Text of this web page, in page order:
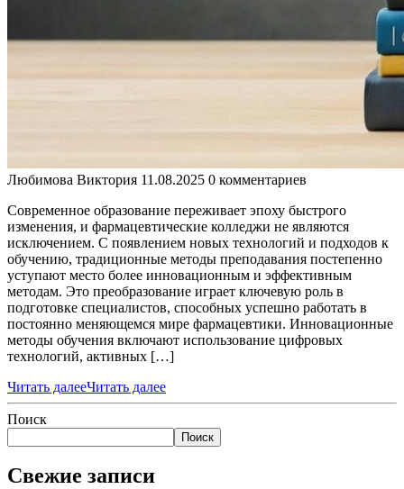
Любимова Виктория 11.08.2025 0 комментариев
Современное образование переживает эпоху быстрого
изменения, и фармацевтические колледжи не являются
исключением. С появлением новых технологий и подходов к
обучению, традиционные методы преподавания постепенно
уступают место более инновационным и эффективным
методам. Это преобразование играет ключевую роль в
подготовке специалистов, способных успешно работать в
постоянно меняющемся мире фармацевтики. Инновационные
методы обучения включают использование цифровых
технологий, активных […]
Читать далееЧитать далее
Поиск
Поиск
Свежие записи